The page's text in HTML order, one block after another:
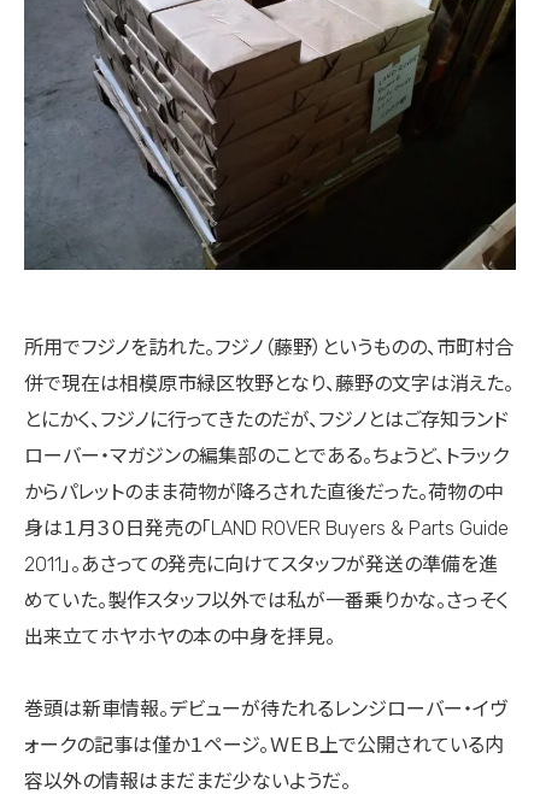
所用でフジノを訪れた。フジノ（藤野）というものの、市町村合
併で現在は相模原市緑区牧野となり、藤野の文字は消えた。
とにかく、フジノに行ってきたのだが、フジノとはご存知ランド
ローバー・マガジンの編集部のことである。ちょうど、トラック
からパレットのまま荷物が降ろされた直後だった。荷物の中
身は１月３０日発売の「LAND ROVER Buyers & Parts Guide
2011」。あさっての発売に向けてスタッフが発送の準備を進
めていた。製作スタッフ以外では私が一番乗りかな。さっそく
出来立てホヤホヤの本の中身を拝見。
巻頭は新車情報。デビューが待たれるレンジローバー・イヴ
ォークの記事は僅か１ページ。ＷＥＢ上で公開されている内
容以外の情報はまだまだ少ないようだ。